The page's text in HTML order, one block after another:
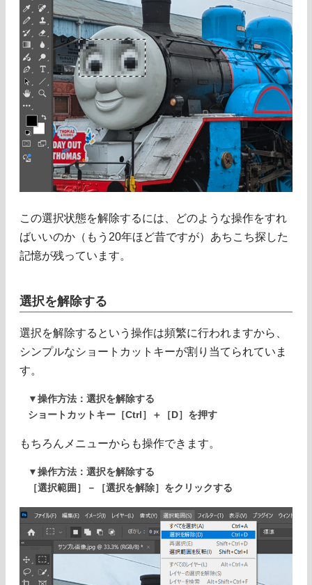
この選択状態を解除するには、どのような操作をすれ
ばいいのか（もう20年ほど昔ですが）あちこち探した
記憶が残っています。
選択を解除する
選択を解除するという操作は頻繁に行われますから、
シンプルなショートカットキーが割り当てられていま
す。
▼操作方法：選択を解除する
ショートカットキー［Ctrl］＋［D］を押す
もちろんメニューからも操作できます。
▼操作方法：選択を解除する
［選択範囲］－［選択を解除］をクリックする